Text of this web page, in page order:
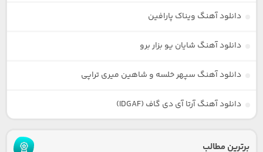
دانلود آهنگ ویناک پارافین
دانلود آهنگ شایان یو بزار برو
دانلود آهنگ سپهر خلسه و شاهین میری تراپی
دانلود آهنگ آرتا آی دی گاف (IDGAF)
برترین مطالب